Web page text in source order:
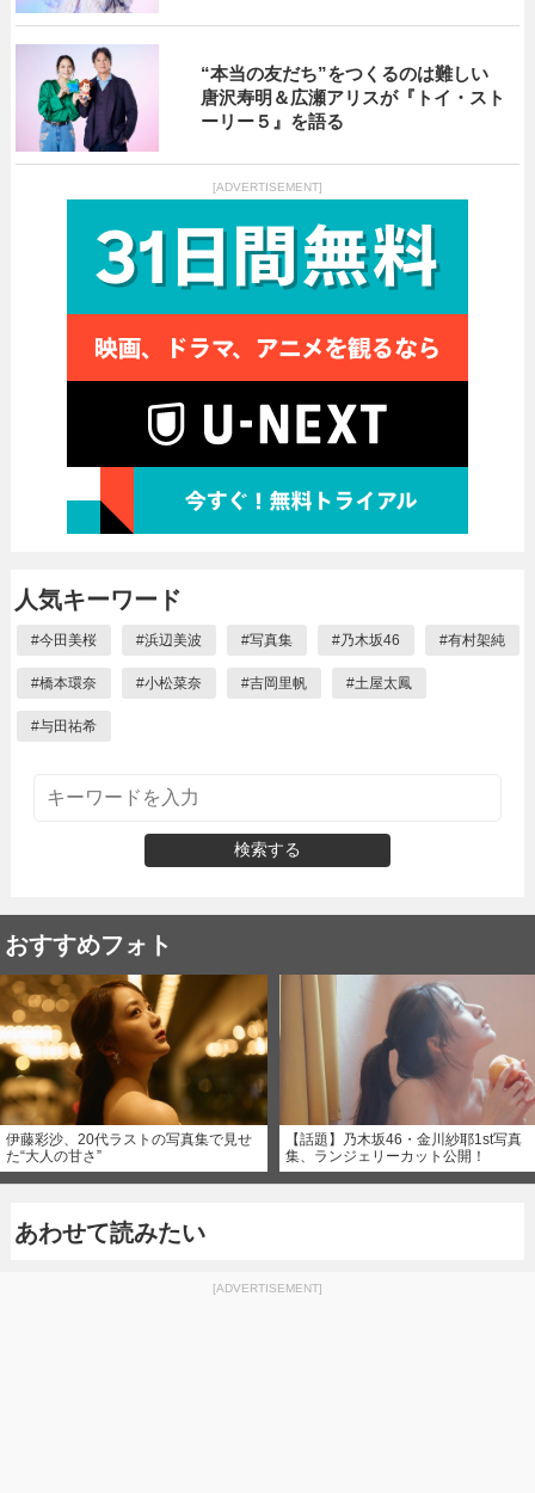
“本当の友だち”をつくるのは難しい
唐沢寿明＆広瀬アリスが『トイ・スト
ーリー５』を語る
[ADVERTISEMENT]
人気キーワード
#今田美桜 #浜辺美波 #写真集 #乃木坂46 #有村架純
#橋本環奈 #小松菜奈 #吉岡里帆 #土屋太鳳
#与田祐希
検索する
おすすめフォト
伊藤彩沙、20代ラストの写真集で見せ
た“大人の甘さ”
【話題】乃木坂46・金川紗耶1st写真
集、ランジェリーカット公開！
あわせて読みたい
[ADVERTISEMENT]